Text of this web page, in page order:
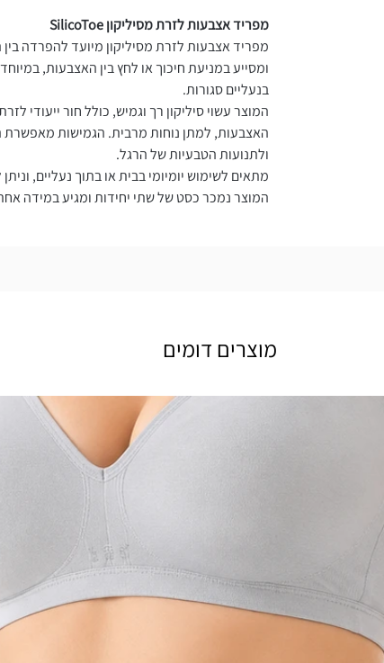
מפריד אצבעות לזרת מסיליקון SilicoToe
מפריד אצבעות לזרת מסיליקון מיועד להפרדה
ומסייע במניעת חיכוך או לחץ בין האצבעות,
בנעליים סגורות.
המוצר עשוי סיליקון רך וגמיש, כולל חור ייעודי
האצבעות, למתן נוחות מרבית. הגמישות
ולתנועות הטבעיות של הרגל.
מתאים לשימוש יומיומי בבית או בתוך נעליים,
המוצר נמכר כסט של שתי יחידות ומגיע במידה
מוצרים דומים